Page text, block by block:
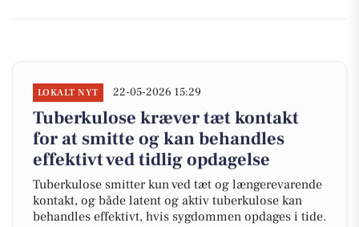
LOKALT NYT 22-05-2026 15:29
Tuberkulose kræver tæt kontakt
for at smitte og kan behandles
effektivt ved tidlig opdagelse
Tuberkulose smitter kun ved tæt og længerevarende
kontakt, og både latent og aktiv tuberkulose kan
behandles effektivt, hvis sygdommen opdages i tide.